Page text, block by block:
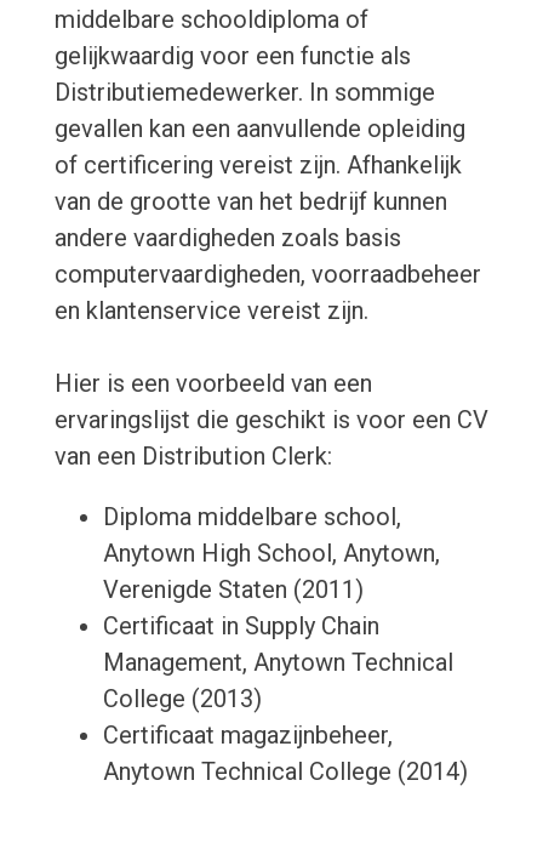
middelbare schooldiploma of
gelijkwaardig voor een functie als
Distributiemedewerker. In sommige
gevallen kan een aanvullende opleiding
of certificering vereist zijn. Afhankelijk
van de grootte van het bedrijf kunnen
andere vaardigheden zoals basis
computervaardigheden, voorraadbeheer
en klantenservice vereist zijn.
Hier is een voorbeeld van een
ervaringslijst die geschikt is voor een CV
van een Distribution Clerk:
Diploma middelbare school,
Anytown High School, Anytown,
Verenigde Staten (2011)
Certificaat in Supply Chain
Management, Anytown Technical
College (2013)
Certificaat magazijnbeheer,
Anytown Technical College (2014)